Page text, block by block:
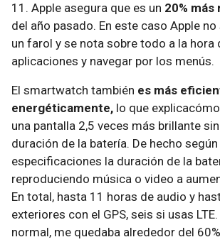
11. Apple asegura que es un 20% más
del año pasado. En este caso Apple
un farol y se nota sobre todo a la hora
aplicaciones y navegar por los menús.
El smartwatch también es más
energéticamente, lo que
una pantalla 2,5 veces más brillante
duración de la batería. De hecho según
especificaciones la duración de la
reproduciendo música o video a
En total, hasta 11 horas de audio y
exteriores con el GPS, seis si usas
normal, me quedaba alrededor del